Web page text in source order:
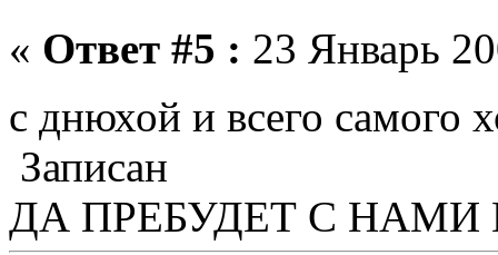
« Ответ #5 : 23 Январь
с днюхой и всего самого
Записан
ДА ПРЕБУДЕТ С